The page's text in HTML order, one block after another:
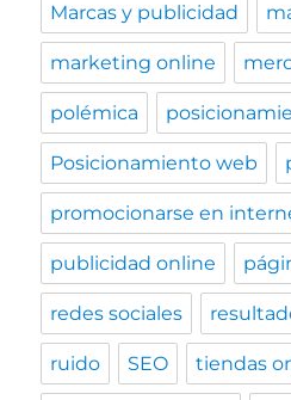
Marcas y publicidad
marketing online
polémica
Posicionamiento web
promocionarse en
publicidad online
redes sociales
ruido SEO tiendas